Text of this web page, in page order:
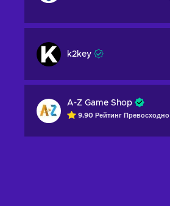
k2key
A-Z Game Shop
9.90 Рейтинг Превосходно